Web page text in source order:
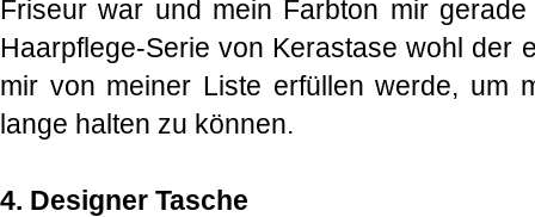
Friseur war und mein Farbton mir
Haarpflege-Serie von Kerastase wohl der
mir von meiner Liste erfüllen werde, um
lange halten zu können.
4. Designer Tasche